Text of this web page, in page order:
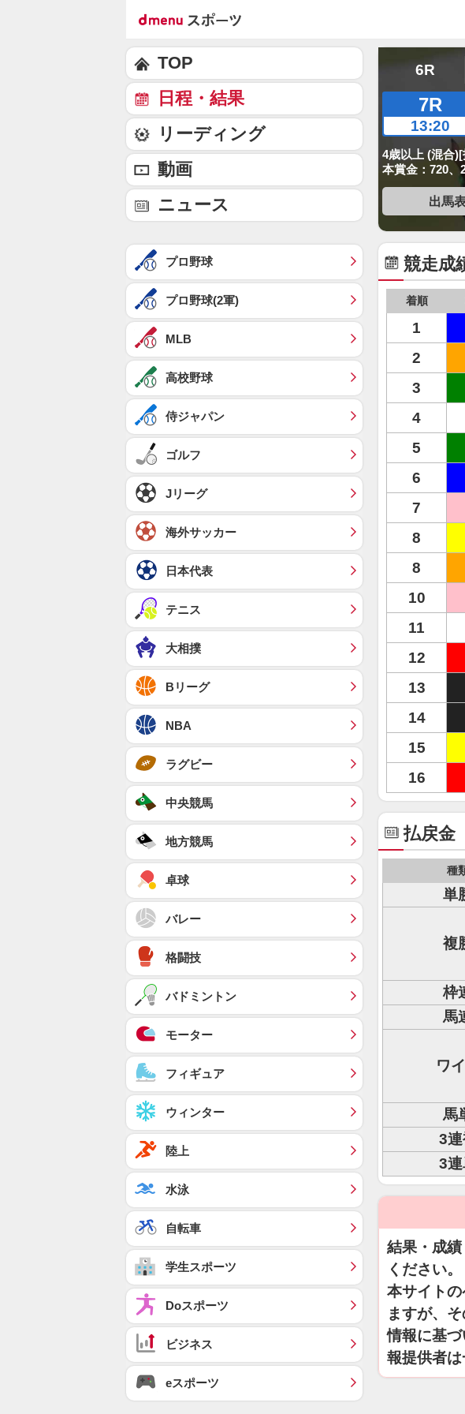
6R
7R
13:20
4歳以上 (混合
本賞金：720、
出馬
競走成
着順
1
2
3
4
5
6
7
8
8
10
11
12
13
14
15
16
払戻金
種
単
複
枠
馬
ワ
馬
3
3
結果・成
ください。
本サイト
ますが、
情報に基
報提供者は
TOP
日程・結果
リーディング
動画
ニュース
プロ野球
プロ野球(2軍)
MLB
高校野球
侍ジャパン
ゴルフ
Jリーグ
海外サッカー
日本代表
テニス
大相撲
Bリーグ
NBA
ラグビー
中央競馬
地方競馬
卓球
バレー
格闘技
バドミントン
モーター
フィギュア
ウィンター
陸上
水泳
自転車
学生スポーツ
Doスポーツ
ビジネス
eスポーツ